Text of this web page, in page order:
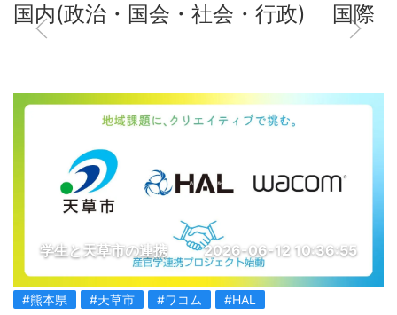
国内(政治・国会・社会・行政) 国際
学生と天草市の連携 2026-06-12 10:36:55
#熊本県 #天草市 #ワコム #HAL